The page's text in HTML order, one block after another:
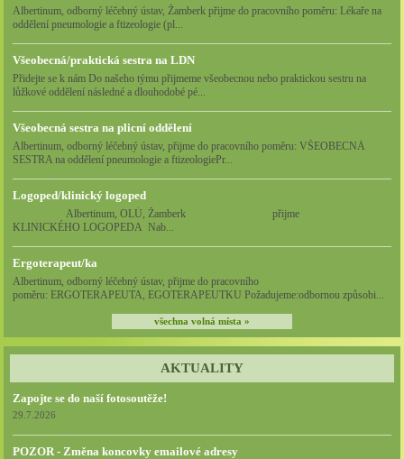
Albertinum, odborný léčebný ústav, Žamberk přijme do pracovního poměru: Lékaře na
oddělení pneumologie a ftizeologie (pl...
Všeobecná/praktická sestra na LDN
Přidejte se k nám Do našeho týmu přijmeme všeobecnou nebo praktickou sestru na
lůžkové oddělení následné a dlouhodobé pé...
Všeobecná sestra na plicní oddělení
Albertinum, odborný léčebný ústav, přijme do pracovního poměru: VŠEOBECNÁ
SESTRA na oddělení pneumologie a ftizeologiePr...
Logoped/klinický logoped
Albertinum, OLÚ, Žamberk přijme
KLINICKÉHO LOGOPEDA Nab...
Ergoterapeut/ka
Albertinum, odborný léčebný ústav, přijme do pracovního
poměru: ERGOTERAPEUTA, EGOTERAPEUTKU Požadujeme:odbornou způsobi...
všechna volná místa »
AKTUALITY
Zapojte se do naší fotosoutěže!
29.7.2026
POZOR - Změna koncovky emailové adresy